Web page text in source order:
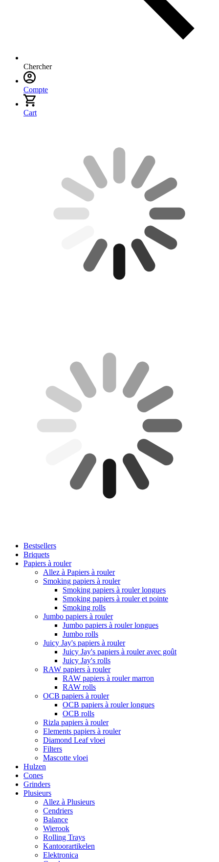
Chercher
Compte
Cart
Bestsellers
Briquets
Papiers à rouler
Allez à Papiers à rouler
Smoking papiers à rouler
Smoking papiers à rouler longues
Smoking papiers à rouler et pointe
Smoking rolls
Jumbo papiers à rouler
Jumbo papiers à rouler longues
Jumbo rolls
Juicy Jay's papiers à rouler
Juicy Jay's papiers à rouler avec goût
Juicy Jay's rolls
RAW papiers à rouler
RAW papiers à rouler marron
RAW rolls
OCB papiers à rouler
OCB papiers à rouler longues
OCB rolls
Rizla papiers à rouler
Elements papiers à rouler
Diamond Leaf vloei
Filters
Mascotte vloei
Hulzen
Cones
Grinders
Plusieurs
Allez à Plusieurs
Cendriers
Balance
Wierook
Rolling Trays
Kantoorartikelen
Elektronica